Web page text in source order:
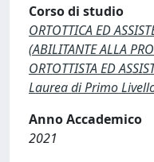
Corso di studio
ORTOTTICA ED
(ABILITANTE ALLA
ORTOTTISTA ED
Laurea di Primo
Anno Accademico
2021